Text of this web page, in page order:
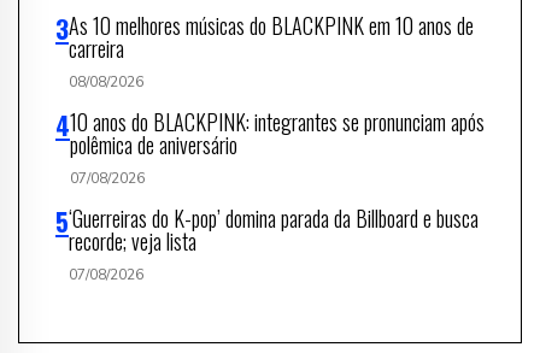
As 10 melhores músicas do BLACKPINK em 10 anos de
carreira
08/08/2026
10 anos do BLACKPINK: integrantes se pronunciam após
polêmica de aniversário
07/08/2026
‘Guerreiras do K-pop’ domina parada da Billboard e busca
recorde; veja lista
07/08/2026